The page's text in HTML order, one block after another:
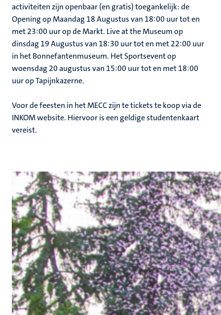
activiteiten zijn openbaar (en gratis) toegankelijk: de
Opening op Maandag 18 Augustus van 18:00 uur tot en
met 23:00 uur op de Markt. Live at the Museum op
dinsdag 19 Augustus van 18:30 uur tot en met 22:00 uur
in het Bonnefantenmuseum. Het Sportsevent op
woensdag 20 augustus van 15:00 uur tot en met 18:00
uur op Tapijnkazerne.
Voor de feesten in het MECC zijn te tickets te koop via de
INKOM website. Hiervoor is een geldige studentenkaart
vereist.